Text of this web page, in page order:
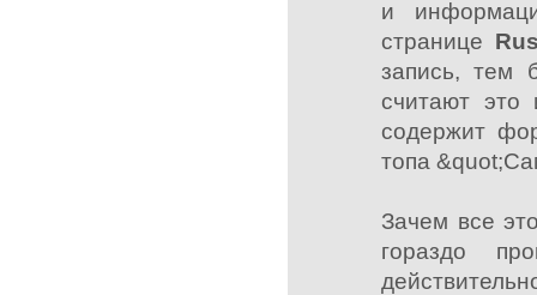
и
странице
запись, тем
считают это
содержит
топа
Зачем все
гораздо